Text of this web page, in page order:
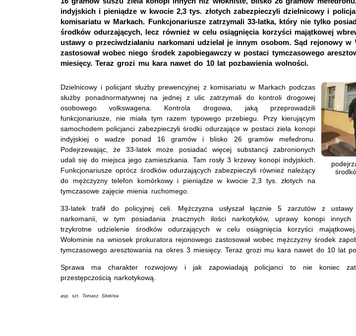
indyjskich i pieniądze w kwocie 2,3 tys. złotych zabezpieczyli dzielnicowy i
komisariatu w Markach. Funkcjonariusze zatrzymali 33-latka, który nie tylko
środków odurzających, lecz również w celu osiągnięcia korzyści majątkowej
ustawy o przeciwdziałaniu narkomani udzielał je innym osobom. Sąd rejonowy w
zastosował wobec niego środek zapobiegawczy w postaci tymczasowego
miesięcy. Teraz grozi mu kara nawet do 10 lat pozbawienia wolności.
Dzielnicowy i policjant służby prewencyjnej z komisariatu w Markach podczas
służby ponadnormatywnej na jednej z ulic zatrzymali do kontroli drogowej
osobowego volkswagena. Kontrola drogowa, jaką przeprowadzili
funkcjonariusze, nie miała tym razem typowego przebiegu. Przy kierującym
samochodem policjanci zabezpieczyli środki odurzające w postaci ziela konopi
indyjskiej o wadze ponad 16 gramów i blisko 26 gramów mefedronu.
Podejrzewając, że 33-latek może posiadać więcej substancji zabronionych
udali się do miejsca jego zamieszkania. Tam rosły 3 krzewy konopi indyjskich.
Funkcjonariusze oprócz środków odurzających zabezpieczyli również należący
do mężczyzny telefon komórkowy i pieniądze w kwocie 2,3 tys. złotych na
tymczasowe zajęcie mienia ruchomego.
33-latek trafił do policyjnej celi. Mężczyzna usłyszał łącznie 5 zarzutów z ustawy
narkomanii, w tym posiadania znacznych ilości narkotyków, uprawy konopi innych
trzykrotne udzielenie środków odurzających w celu osiągnięcia korzyści
Wołominie na wniosek prokuratora rejonowego zastosował wobec mężczyzny środek
tymczasowego aresztowania na okres 3 miesięcy. Teraz grozi mu kara nawet do 10 lat
Sprawa ma charakter rozwojowy i jak zapowiadają policjanci to nie koniec
przestępczością narkotykową.
asp. szt. Tomasz Sitek/ea